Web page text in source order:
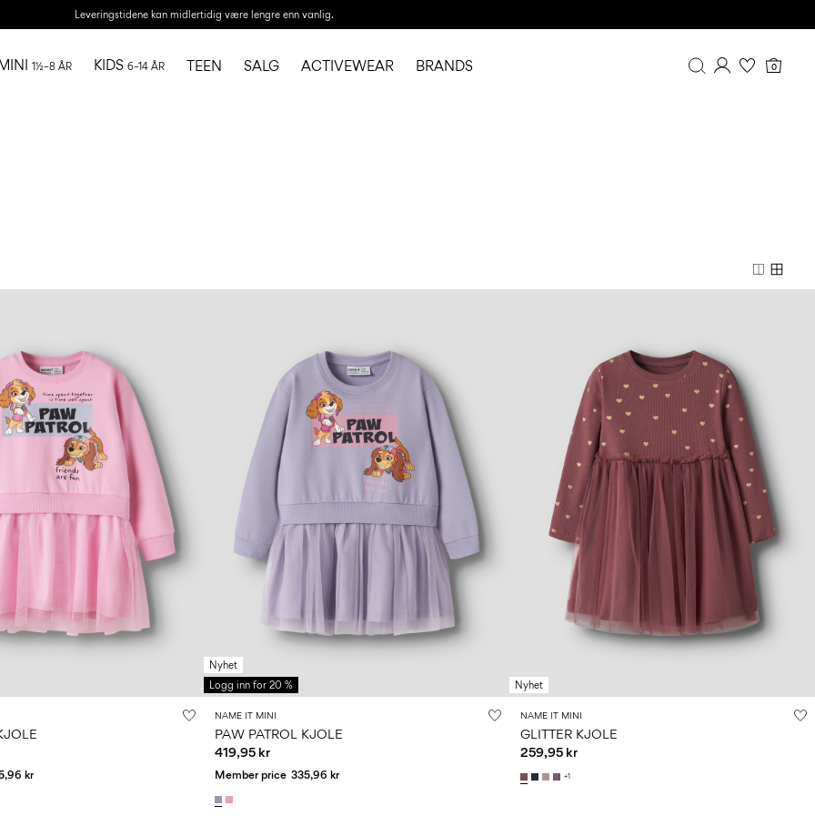
Leveringstidene kan midlertidig være lengre enn vanlig.
0
1½–8 ÅR KIDS 6–14 ÅR TEEN SALG ACTIVEWEAR BRANDS
kr
Nyhet
Logg inn for 20 %
NAME IT MINI
PAW PATROL KJOLE
419,95 kr
Member price 335,96 kr
Nyhet
NAME IT MINI
GLITTER KJOLE
259,95 kr
+1